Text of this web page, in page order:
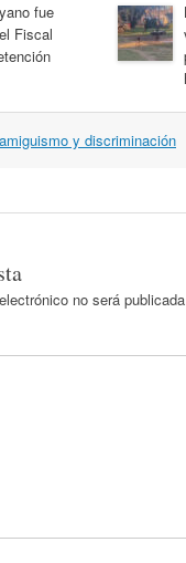
fue
Fiscal
y discriminación
no será